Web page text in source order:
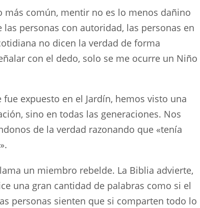
más común, mentir no es lo menos dañino
personas con autoridad, las personas en
no dicen la verdad de forma
con el dedo, solo se me ocurre un Niño
expuesto en el Jardín, hemos visto una
sino en todas las generaciones. Nos
de la verdad razonando que «tenía
un miembro rebelde. La Biblia advierte,
una gran cantidad de palabras como si el
personas sienten que si comparten todo lo